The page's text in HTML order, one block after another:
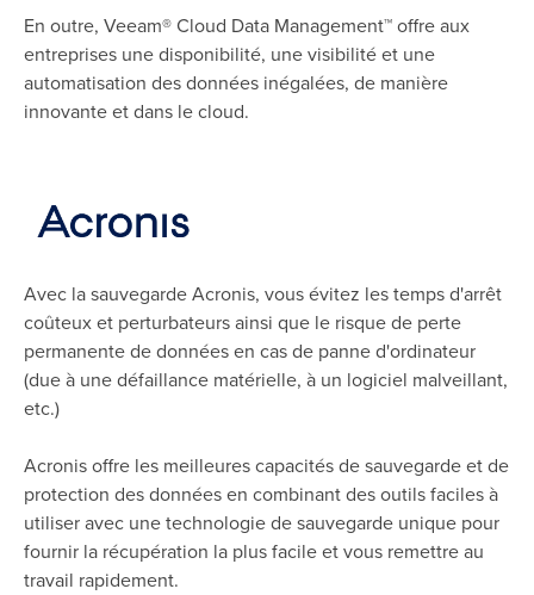
En outre, Veeam® Cloud Data Management™ offre aux
entreprises une disponibilité, une visibilité et une
automatisation des données inégalées, de manière
innovante et dans le cloud.
Avec la sauvegarde Acronis, vous évitez les temps d'arrêt
coûteux et perturbateurs ainsi que le risque de perte
permanente de données en cas de panne d'ordinateur
(due à une défaillance matérielle, à un logiciel malveillant,
etc.)
Acronis offre les meilleures capacités de sauvegarde et de
protection des données en combinant des outils faciles à
utiliser avec une technologie de sauvegarde unique pour
fournir la récupération la plus facile et vous remettre au
travail rapidement.